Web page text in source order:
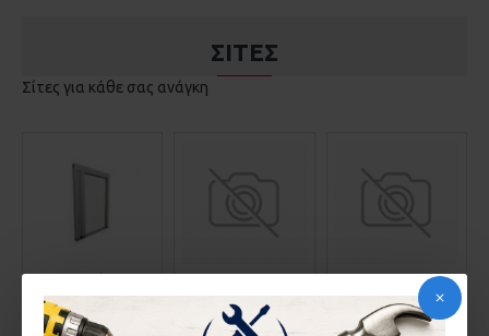
ΣΊΤΕΣ
Σίτες για κάθε σας ανάγκη
Europa Free